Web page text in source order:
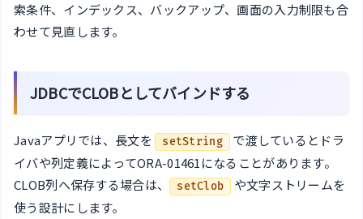
索条件、インデックス、バックアップ、画面の入力制限も合
わせて見直します。
JDBCでCLOBとしてバインドする
Javaアプリでは、長文を setString で渡しているとドラ
イバや列定義によってORA-01461になることがあります。
CLOB列へ保存する場合は、
setClob
や文字ストリームを
使う設計にします。